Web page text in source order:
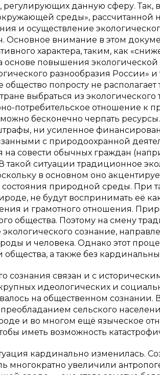
регулирующих данную сферу. Так,
среды», рассчитанной
и осуществление
Основное внимание в этом
характера, таким, как
повышения экологической
разнообразия России»
общество попросту не
выбраться из
потребительское отношение к
бесконечно черпать
ни усиленное
с природоохранной
на совести обычных граждан
такой ситуации традиционное
в основном оно
природной среды. При
не будут воспринимать её
и грамотного отношения.
общества. Поэтому на смену
сознание,
и человека. Однако этот
общества, а также без
сознания связан и с
идеологических и
на общественном сознании.
сельского
и во многом ещё языческое
иметь возможность
кардинально изменилась.
многократно увеличили